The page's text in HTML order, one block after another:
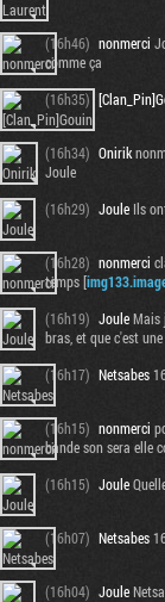
(16h46) nonmerci
comme ça
(16h35)
(16h34) Onirik
Joule
(16h29) Joule Ils
(16h28) nonmerci
temps [
(16h19) JouleMais
bras, et que c'est
(16h17) Netsabes
(16h15) nonmerci
bande son sera elle
(16h15) Joule
(16h07) Netsabes
(16h04) Joule